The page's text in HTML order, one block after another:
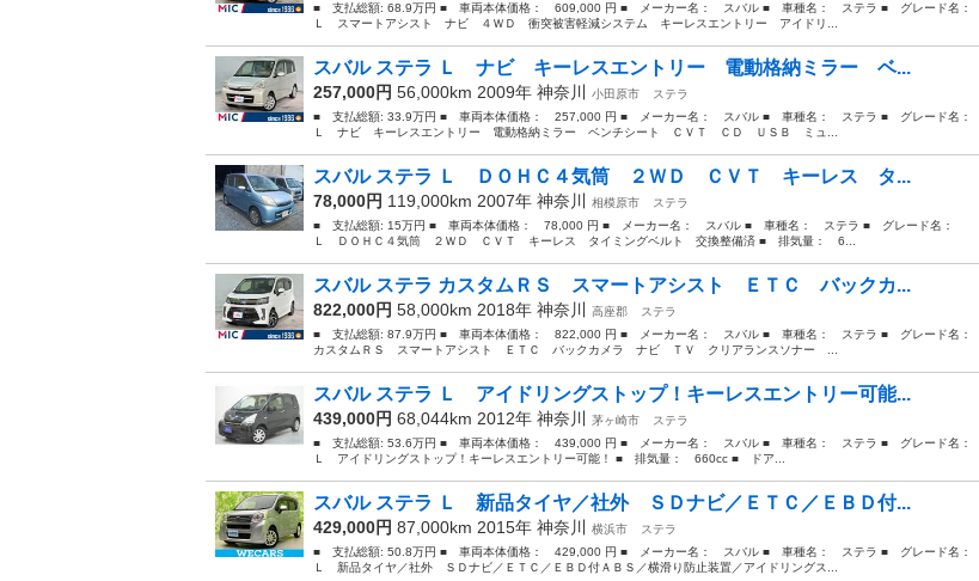
■ 支払総額: 68.9万円 ■ 車両本体価格： 609,000 円 ■ メーカー名： スバル ■ 車種名： ステラ ■ グレード名：
Ｌ スマートアシスト ナビ ４ＷＤ 衝突被害軽減システム キーレスエントリー アイドリ...
スバル ステラ Ｌ ナビ キーレスエントリー 電動格納ミラー ベ...
257,000円 56,000km 2009年 神奈川 小田原市
ステラ
■ 支払総額: 33.9万円 ■ 車両本体価格： 257,000 円 ■ メーカー名： スバル ■ 車種名： ステラ ■ グレード名：
Ｌ ナビ キーレスエントリー 電動格納ミラー ベンチシート ＣＶＴ ＣＤ ＵＳＢ ミュ...
スバル ステラ Ｌ ＤＯＨＣ４気筒 ２ＷＤ ＣＶＴ キーレス タ...
78,000円 119,000km 2007年 神奈川 相模原市
ステラ
■ 支払総額: 15万円 ■ 車両本体価格： 78,000 円 ■ メーカー名： スバル ■ 車種名： ステラ ■ グレード名：
Ｌ ＤＯＨＣ４気筒 ２ＷＤ ＣＶＴ キーレス タイミングベルト 交換整備済 ■ 排気量： 6...
スバル ステラ カスタムＲＳ スマートアシスト ＥＴＣ バックカ...
822,000円 58,000km 2018年 神奈川 高座郡
ステラ
■ 支払総額: 87.9万円 ■ 車両本体価格： 822,000 円 ■ メーカー名： スバル ■ 車種名： ステラ ■ グレード名：
カスタムＲＳ スマートアシスト ＥＴＣ バックカメラ ナビ ＴＶ クリアランスソナー ...
スバル ステラ Ｌ アイドリングストップ！キーレスエントリー可能...
439,000円 68,044km 2012年 神奈川 茅ヶ崎市
ステラ
■ 支払総額: 53.6万円 ■ 車両本体価格： 439,000 円 ■ メーカー名： スバル ■ 車種名： ステラ ■ グレード名：
Ｌ アイドリングストップ！キーレスエントリー可能！ ■ 排気量： 660cc ■ ドア...
スバル ステラ Ｌ 新品タイヤ／社外 ＳＤナビ／ＥＴＣ／ＥＢＤ付...
429,000円 87,000km 2015年 神奈川 横浜市
ステラ
■ 支払総額: 50.8万円 ■ 車両本体価格： 429,000 円 ■ メーカー名： スバル ■ 車種名： ステラ ■ グレード名：
Ｌ 新品タイヤ／社外 ＳＤナビ／ＥＴＣ／ＥＢＤ付ＡＢＳ／横滑り防止装置／アイドリングス...